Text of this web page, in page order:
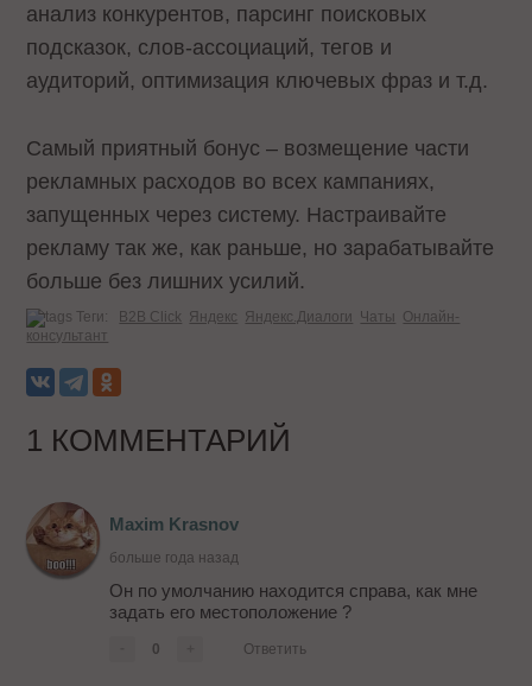
анализ конкурентов, парсинг поисковых
подсказок, слов-ассоциаций, тегов и
аудиторий, оптимизация ключевых фраз и т.д.
Самый приятный бонус – возмещение части
рекламных расходов во всех кампаниях,
запущенных через систему. Настраивайте
рекламу так же, как раньше, но зарабатывайте
больше без лишних усилий.
Теги: B2B Click Яндекс Яндекс.Диалоги Чаты Онлайн-
консультант
1 КОММЕНТАРИЙ
Maxim Krasnov
больше года назад
Он по умолчанию находится справа, как мне
задать его местоположение ?
0 Ответить